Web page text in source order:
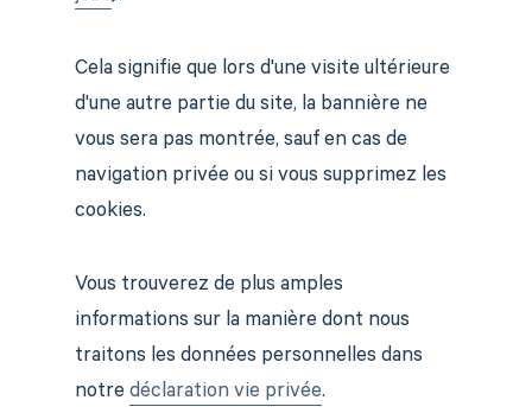
Cela signifie que lors d'une visite ultérieure
d'une autre partie du site, la bannière ne
vous sera pas montrée, sauf en cas de
navigation privée ou si vous supprimez les
cookies.
Vous trouverez de plus amples
informations sur la manière dont nous
traitons les données personnelles dans
notre déclaration vie privée.